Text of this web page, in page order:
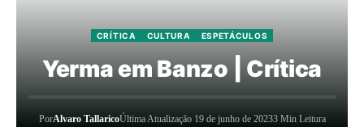
CRÍTICA CULTURA ESPETÁCULOS
Yerma em Banzo | Crítica
PorAlvaro TallaricoÚltima Atualização 19 de junho de 20233 Min Leitura